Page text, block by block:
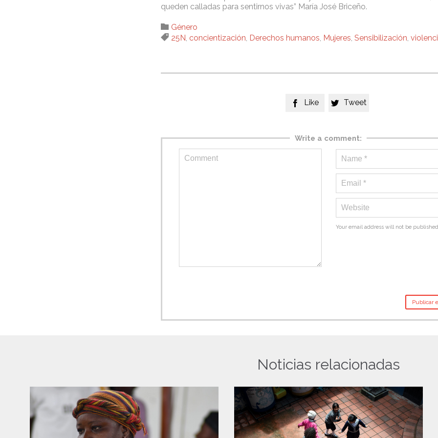
queden calladas para sentirnos vivas” María José Briceño.
 Category
Género
 Tags
25N, concientización, Derechos humanos, Mujeres, Sensibilización,
 Like  Tweet
Write a comment:
Your email address will not be
Noticias relacionadas